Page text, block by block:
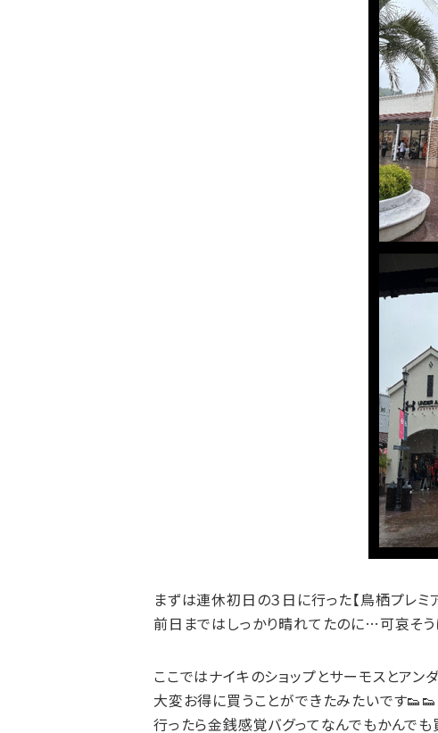
まずは連休初日の３日に行った【鳥栖プレ
前日まではしっかり晴れてたのに…可哀そ
ここではナイキのショップとサーモスとア
大変お得に買うことができたみたいです
行ったら金銭感覚バグってなんでもかんで